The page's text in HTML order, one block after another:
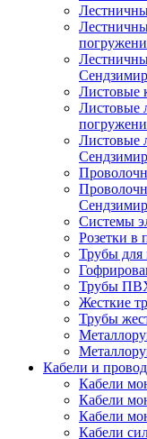
Листовые
Листовые
Листовые
Системы
Розетки в
Трубы для
Трубы
Жесткие
Трубы
Кабели и
Кабели
Кабели
Кабели
Кабели